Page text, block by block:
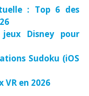
: Top 6 des
Disney pour
Sudoku (iOS
VR en 2026